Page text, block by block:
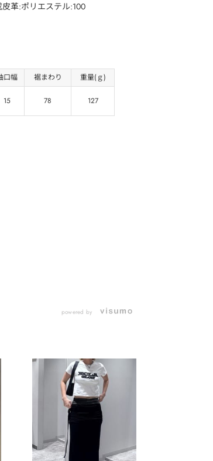
革:ポリエステル:100
口幅 裾まわり 重量(ｇ)
15 78 127
powered by